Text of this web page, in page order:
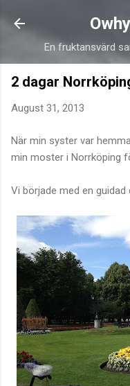
Skip
En fruktansvärd
2 dagar
August 31, 2013
När min syster var
min moster i Norrköping
Vi började med en